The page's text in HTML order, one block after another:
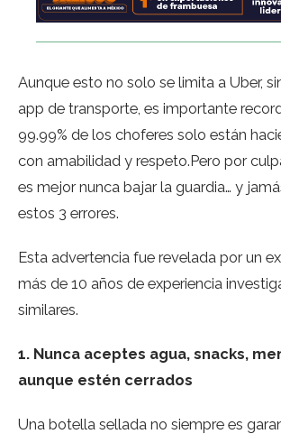
Aunque esto no solo se limita a Uber,
app de transporte, es importante
99.99% de los choferes solo están
con amabilidad y respeto.Pero por
es mejor nunca bajar la guardia… y
estos 3 errores.
Esta advertencia fue revelada por un
más de 10 años de experiencia
similares.
1. Nunca aceptes agua, snacks,
aunque estén cerrados
Una botella sellada no siempre es